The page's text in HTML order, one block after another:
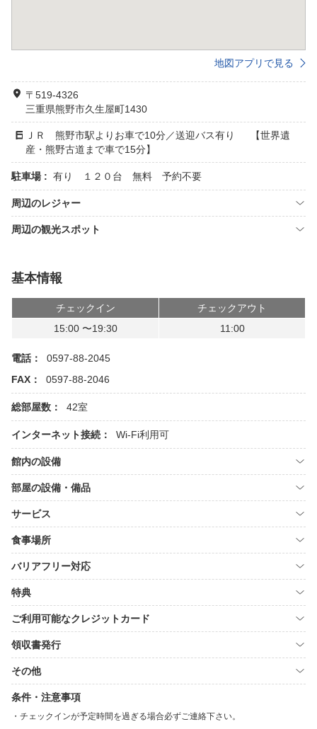
地図アプリで見る
〒519-4326
三重県熊野市久生屋町1430
ＪＲ 熊野市駅よりお車で10分／送迎バス有り 【世界遺
産・熊野古道まで車で15分】
駐車場 : 有り １２０台 無料 予約不要
周辺のレジャー
周辺の観光スポット
基本情報
チェックイン
チェックアウト
15:00 〜19:30
11:00
電話：
0597-88-2045
FAX：
0597-88-2046
総部屋数： 42室
インターネット接続： Wi-Fi利用可
館内の設備
部屋の設備・備品
サービス
食事場所
バリアフリー対応
特典
ご利用可能なクレジットカード
領収書発行
その他
条件・注意事項
チェックインが予定時間を過ぎる場合必ずご連絡下さい。